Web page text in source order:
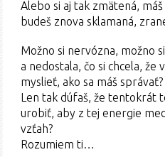
Alebo si aj tak zmätená,
budeš znova sklamaná,
Možno si nervózna, možno
a nedostala, čo si chcela, že
myslieť, ako sa máš správať?
Len tak dúfaš, že tentokrát
urobiť, aby z tej energie
vzťah?
Rozumiem ti…